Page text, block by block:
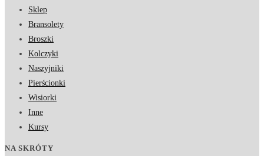
Sklep
Bransolety
Broszki
Kolczyki
Naszyjniki
Pierścionki
Wisiorki
Inne
Kursy
NA SKRÓTY